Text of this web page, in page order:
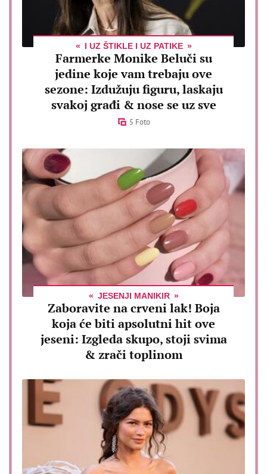
I UZ ŠTIKLE I UZ PATIKE
Farmerke Monike Beluči su
jedine koje vam trebaju ove
sezone: Izdužuju figuru, laskaju
svakoj građi & nose se uz sve
5 Foto
JESENJI MANIKIR
Zaboravite na crveni lak! Boja
koja će biti apsolutni hit ove
jeseni: Izgleda skupo, stoji svima
& zrači toplinom